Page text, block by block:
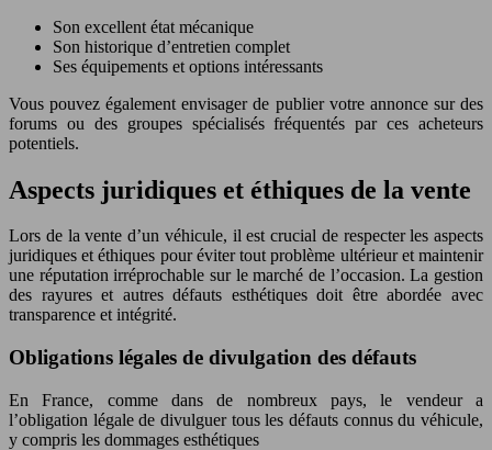
Son excellent état mécanique
Son historique d’entretien complet
Ses équipements et options intéressants
Vous pouvez également envisager de publier votre annonce sur des
forums ou des groupes spécialisés fréquentés par ces acheteurs
potentiels.
Aspects juridiques et éthiques de la vente
Lors de la vente d’un véhicule, il est crucial de respecter les aspects
juridiques et éthiques pour éviter tout problème ultérieur et maintenir
une réputation irréprochable sur le marché de l’occasion. La gestion
des rayures et autres défauts esthétiques doit être abordée avec
transparence et intégrité.
Obligations légales de divulgation des défauts
En France, comme dans de nombreux pays, le vendeur a
l’obligation légale de divulguer tous les défauts connus du véhicule,
y compris les dommages esthétiques